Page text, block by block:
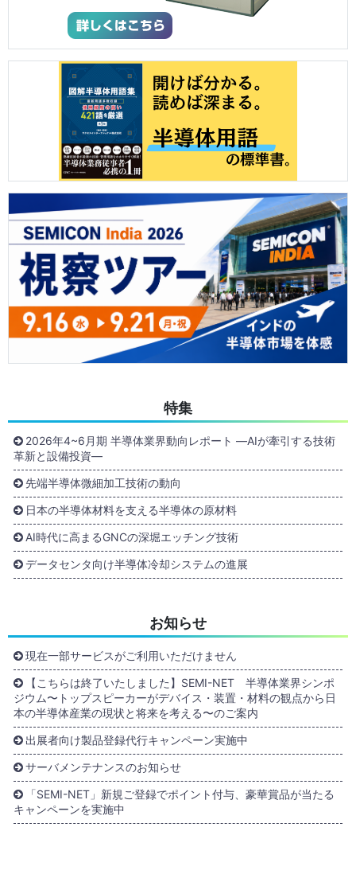
特集
2026年4~6月期 半導体業界動向レポート ―AIが牽引する技術
革新と設備投資―
先端半導体微細加工技術の動向
日本の半導体材料を支える半導体の原材料
AI時代に高まるGNCの深堀エッチング技術
データセンタ向け半導体冷却システムの進展
お知らせ
現在一部サービスがご利用いただけません
【こちらは終了いたしました】SEMI-NET 半導体業界シンポ
ジウム〜トップスピーカーがデバイス・装置・材料の観点から日
本の半導体産業の現状と将来を考える〜のご案内
出展者向け製品登録代行キャンペーン実施中
サーバメンテナンスのお知らせ
「SEMI-NET」新規ご登録でポイント付与、豪華賞品が当たる
キャンペーンを実施中